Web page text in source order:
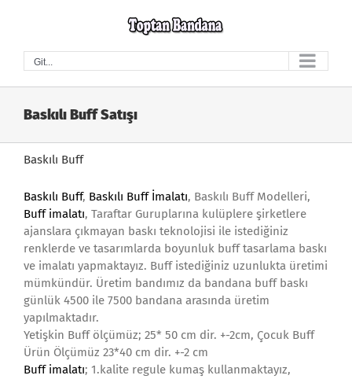
Git...
Baskılı Buff Satışı
Baskılı Buff
Baskılı Buff, Baskılı Buff İmalatı, Baskılı Buff Modelleri,
Buff imalatı, Taraftar Guruplarına kulüplere şirketlere
ajanslara çıkmayan baskı teknolojisi ile istediğiniz
renklerde ve tasarımlarda boyunluk buff tasarlama baskı
ve imalatı yapmaktayız. Buff istediğiniz uzunlukta üretimi
mümkündür. Üretim bandımız da bandana buff baskı
günlük 4500 ile 7500 bandana arasında üretim
yapılmaktadır.
Yetişkin Buff ölçümüz; 25* 50 cm dir. +-2cm, Çocuk Buff
Ürün Ölçümüz 23*40 cm dir. +-2 cm
Buff imalatı; 1.kalite regule kumaş kullanmaktayız,